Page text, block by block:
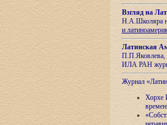
Взгляд на
Н.А.Школяра
и
Латинская
П.П.Яковлева,
ИЛА РАН
Журнал
Хорхе